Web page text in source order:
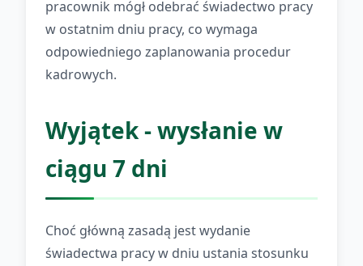
pracownik mógł odebrać świadectwo pracy
w ostatnim dniu pracy, co wymaga
odpowiedniego zaplanowania procedur
kadrowych.
Wyjątek - wysłanie w
ciągu 7 dni
Choć główną zasadą jest wydanie
świadectwa pracy w dniu ustania stosunku